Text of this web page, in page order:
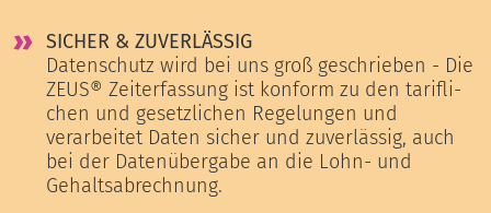
SICHER & ZUVERLÄSSIG
Datenschutz wird bei uns groß geschrieben - Die
ZEUS® Zeiterfassung ist kon­form zu den ta­rif­li­
chen und gesetzlichen Re­ge­lun­gen und
verarbeitet Daten sicher und zuverlässig, auch
bei der Datenübergabe an die Lohn- und
Gehaltsabrechnung.